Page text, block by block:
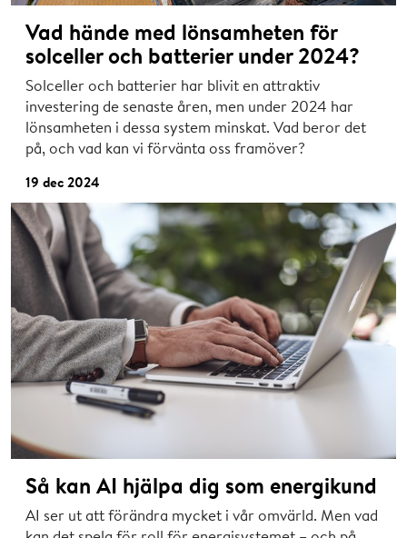
Vad hände med lönsamheten för
solceller och batterier under 2024?
Solceller och batterier har blivit en attraktiv
investering de senaste åren, men under 2024 har
lönsamheten i dessa system minskat. Vad beror det
på, och vad kan vi förvänta oss framöver?
19 dec 2024
Så kan AI hjälpa dig som energikund
AI ser ut att förändra mycket i vår omvärld. Men vad